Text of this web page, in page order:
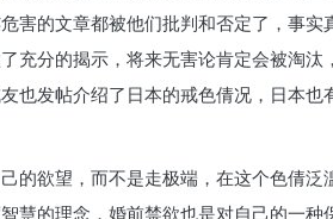
害的文章都被他们批判和否定了，事
充分的揭示，将来无害论肯定会被淘汰
也发帖介绍了日本的戒色倩况，日本也
欲望，而不是走极端，在这个色倩泛
慧的理念，婚前禁欲也是对自己的一